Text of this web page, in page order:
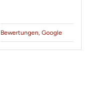
Bewertungen, Google